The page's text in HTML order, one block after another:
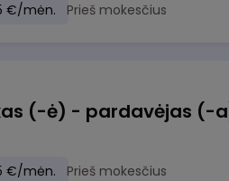
€/mėn. Prieš mokesčius
€/mėn. Prieš mokesčius